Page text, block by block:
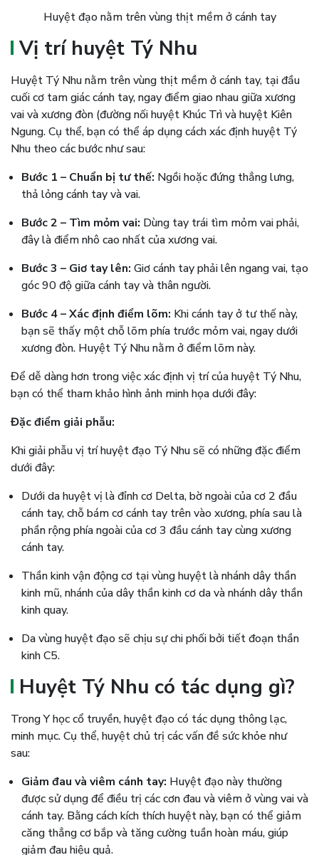
Huyệt đạo nằm trên vùng thịt mềm ở cánh tay
Vị trí huyệt Tý Nhu
Huyệt Tý Nhu nằm trên vùng thịt mềm ở cánh tay, tại đầu
cuối cơ tam giác cánh tay, ngay điểm giao nhau giữa xương
vai và xương đòn (đường nối huyệt Khúc Trì và huyệt Kiên
Ngung. Cụ thể, bạn có thể áp dụng cách xác định huyệt Tý
Nhu theo các bước như sau:
Bước 1 – Chuẩn bị tư thế: Ngồi hoặc đứng thẳng lưng,
thả lỏng cánh tay và vai.
Bước 2 – Tìm mỏm vai: Dùng tay trái tìm mỏm vai phải,
đây là điểm nhô cao nhất của xương vai.
Bước 3 – Giơ tay lên: Giơ cánh tay phải lên ngang vai, tạo
góc 90 độ giữa cánh tay và thân người.
Bước 4 – Xác định điểm lõm: Khi cánh tay ở tư thế này,
bạn sẽ thấy một chỗ lõm phía trước mỏm vai, ngay dưới
xương đòn. Huyệt Tý Nhu nằm ở điểm lõm này.
Để dễ dàng hơn trong việc xác định vị trí của huyệt Tý Nhu,
bạn có thể tham khảo hình ảnh minh họa dưới đây:
Đặc điểm giải phẫu:
Khi giải phẫu vị trí huyệt đạo Tý Nhu sẽ có những đặc điểm
dưới đây:
Dưới da huyệt vị là đỉnh cơ Delta, bờ ngoài của cơ 2 đầu
cánh tay, chỗ bám cơ cánh tay trên vào xương, phía sau là
phần rộng phía ngoài của cơ 3 đầu cánh tay cùng xương
cánh tay.
Thần kinh vận động cơ tại vùng huyệt là nhánh dây thần
kinh mũ, nhánh của dây thần kinh cơ da và nhánh dây thần
kinh quay.
Da vùng huyệt đạo sẽ chịu sự chi phối bởi tiết đoạn thần
kinh C5.
Huyệt Tý Nhu có tác dụng gì?
Trong Y học cổ truyền, huyệt đạo có tác dụng thông lạc,
minh mục. Cụ thể, huyệt chủ trị các vấn đề sức khỏe như
sau:
Giảm đau và viêm cánh tay: Huyệt đạo này thường
được sử dụng để điều trị các cơn đau và viêm ở vùng vai và
cánh tay. Bằng cách kích thích huyệt này, bạn có thể giảm
căng thẳng cơ bắp và tăng cường tuần hoàn máu, giúp
giảm đau hiệu quả.